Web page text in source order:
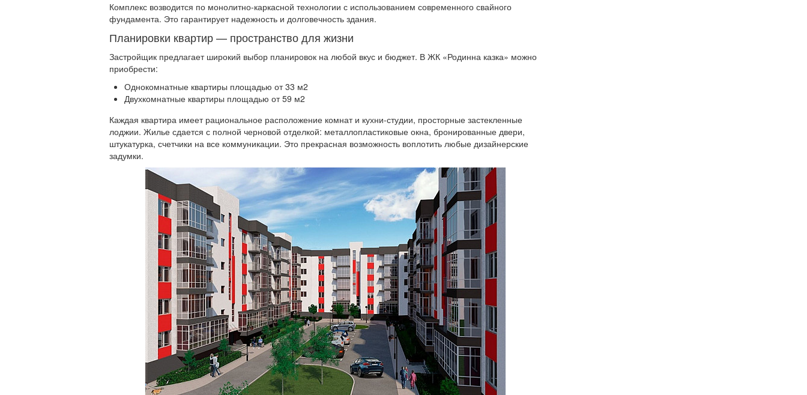
Комплекс возводится по монолитно-каркасной технологии с использованием современного свайного
фундамента. Это гарантирует надежность и долговечность здания.
Планировки квартир — пространство для жизни
Застройщик предлагает широкий выбор планировок на любой вкус и бюджет. В ЖК «Родинна казка» можно
приобрести:
Однокомнатные квартиры площадью от 33 м2
Двухкомнатные квартиры площадью от 59 м2
Каждая квартира имеет рациональное расположение комнат и кухни-студии, просторные застекленные
лоджии. Жилье сдается с полной черновой отделкой: металлопластиковые окна, бронированные двери,
штукатурка, счетчики на все коммуникации. Это прекрасная возможность воплотить любые дизайнерские
задумки.